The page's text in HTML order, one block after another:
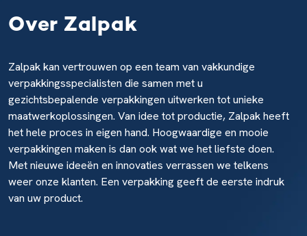
Over Zalpak
Zalpak kan vertrouwen op een team van vakkundige
verpakkingsspecialisten die samen met u
gezichtsbepalende verpakkingen uitwerken tot unieke
maatwerkoplossingen. Van idee tot productie, Zalpak heeft
het hele proces in eigen hand. Hoogwaardige en mooie
verpakkingen maken is dan ook wat we het liefste doen.
Met nieuwe ideeën en innovaties verrassen we telkens
weer onze klanten. Een verpakking geeft de eerste indruk
van uw product.